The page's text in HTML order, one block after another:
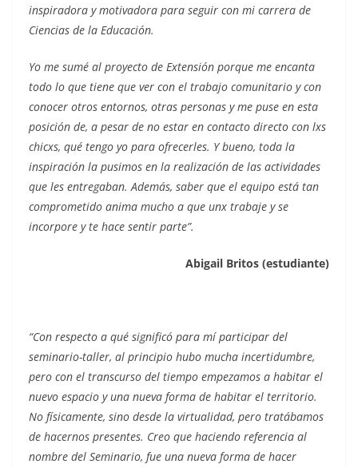
inspiradora y motivadora para seguir con mi carrera de
Ciencias de la Educación.
Yo me sumé al proyecto de Extensión porque me encanta
todo lo que tiene que ver con el trabajo comunitario y con
conocer otros entornos, otras personas y me puse en esta
posición de, a pesar de no estar en contacto directo con lxs
chicxs, qué tengo yo para ofrecerles. Y bueno, toda la
inspiración la pusimos en la realización de las actividades
que les entregaban. Además, saber que el equipo está tan
comprometido anima mucho a que unx trabaje y se
incorpore y te hace sentir parte”.
Abigail Britos (estudiante)
“Con respecto a qué significó para mí participar del
seminario-taller, al principio hubo mucha incertidumbre,
pero con el transcurso del tiempo empezamos a habitar el
nuevo espacio y una nueva forma de habitar el territorio.
No físicamente, sino desde la virtualidad, pero tratábamos
de hacernos presentes. Creo que haciendo referencia al
nombre del Seminario, fue una nueva forma de hacer